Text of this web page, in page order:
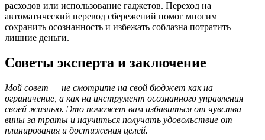
расходов или использование гаджетов. Переход на
автоматический перевод сбережений помог многим
сохранить осознанность и избежать соблазна потратить
лишние деньги.
Советы эксперта и заключение
Мой совет — не смотрите на свой бюджет как на
ограничение, а как на инструмент осознанного управления
своей жизнью. Это поможет вам избавиться от чувства
вины за траты и научиться получать удовольствие от
планирования и достижения целей.